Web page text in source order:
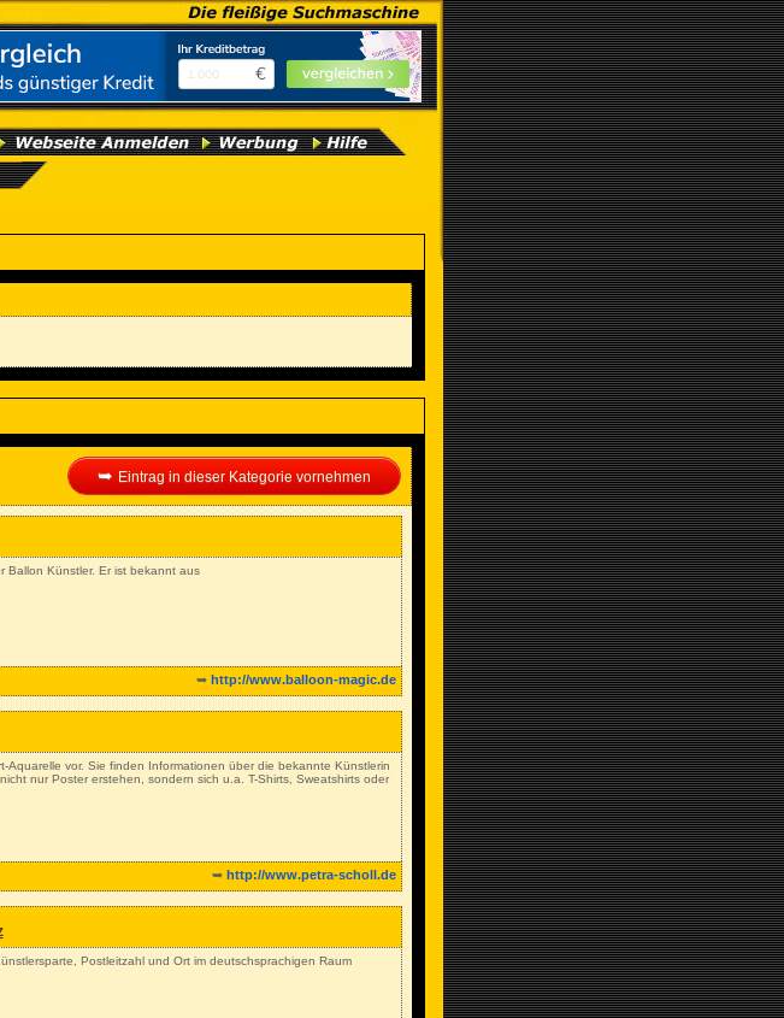
➥ Eintrag in dieser Kategorie vornehmen
Ballon Künstler. Er ist bekannt aus
➥ http://www.balloon-magic.de
Aquarelle vor. Sie finden Informationen über die bekannte Künstlerin
nur Poster erstehen, sondern sich u.a. T-Shirts, Sweatshirts oder
➥ http://www.petra-scholl.de
Postleitzahl und Ort im deutschsprachigen Raum